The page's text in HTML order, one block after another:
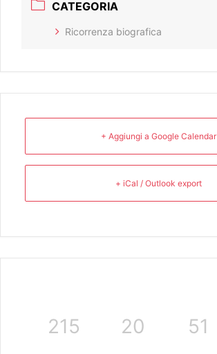
CATEGORIA
Ricorrenza biografica
+ Aggiungi a Google Calendar
+ iCal / Outlook export
215 20 51